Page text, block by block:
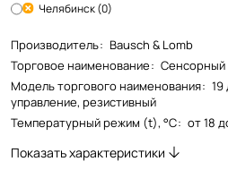
Челябинск (0)
Производитель: Bausch & Lomb
Торговое наименование: Сенсорный
Модель торгового наименования:
управление, резистивный
Температурный режим (t), °С: от 18
Показать характеристики